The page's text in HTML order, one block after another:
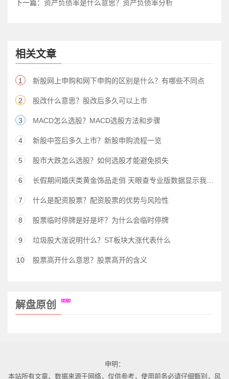
下一篇： 资产负债率是什么意思？资产负债率分析
相关文章
1 新股网上申购和网下申购的区别是什么？有哪些不同点
2 股改什么意思？股改后多久可以上市
3 MACD怎么选股？MACD选股方法和步骤
4 新股中签后多久上市？新股申购流程一览
5 股市大跌怎么选股？如何选股才能避免损失
6 长假期间婚庆类黄金饰品走俏 天眼查专业版数据显示我国今年新增近6,000家黄金饰品相关企业
7 什么是配资股票？配资股票的优势与风险性
8 股票临时停牌是好是坏？为什么会临时停牌
9 垃圾股大涨说明什么？ST板块大涨代表什么
10 股票高开什么意思？股票高开的含义
解盘原创
申明：
本站所有文章、数据来源于网络，仅供参考，使用前务必请仔细甄别，风